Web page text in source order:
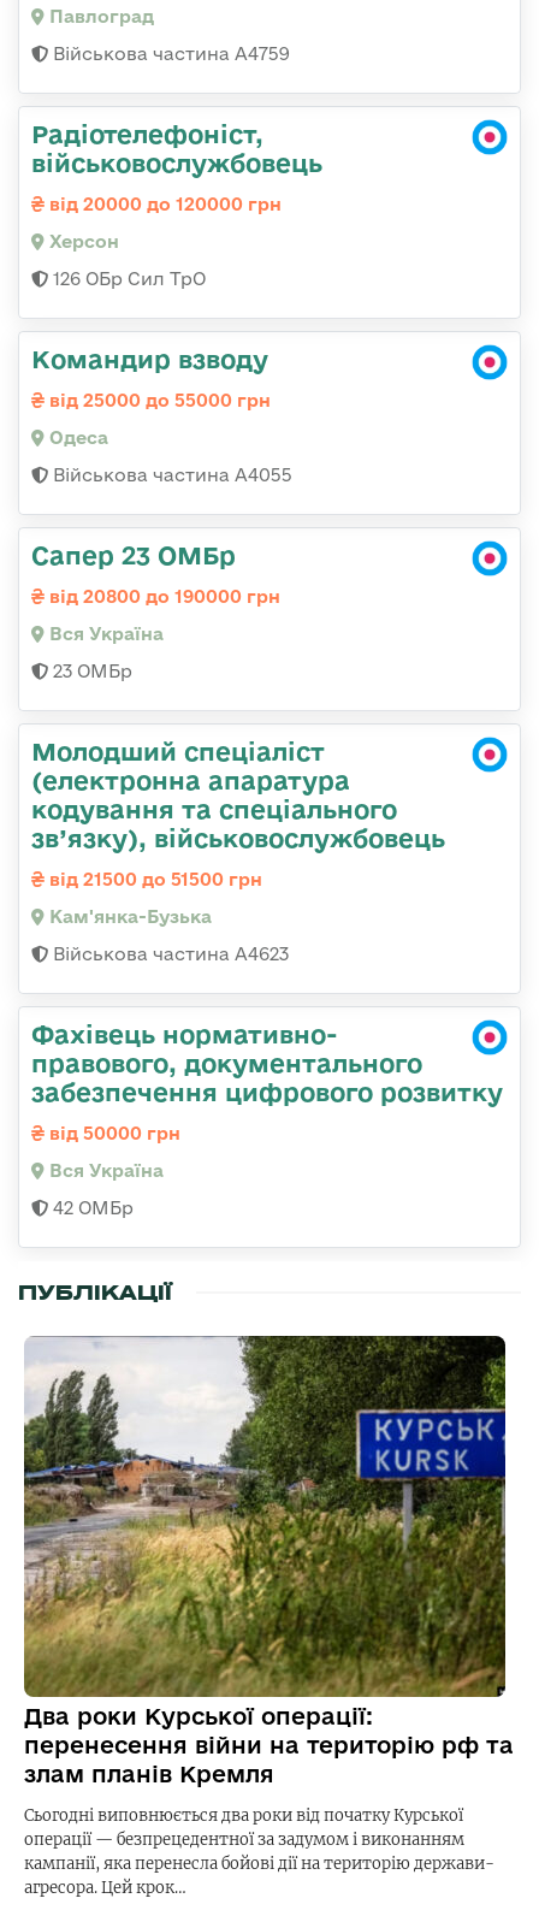
Павлоград
Військова частина А4759
Радіотелефоніст,
військовослужбовець
від 20000 до 120000 грн
Херсон
126 ОБр Сил ТрО
Командир взводу
від 25000 до 55000 грн
Одеса
Військова частина А4055
Сапер 23 ОМБр
від 20800 до 190000 грн
Вся Україна
23 ОМБр
Молодший спеціаліст
(електронна апаратура
кодування та спеціального
зв’язку), військовослужбовець
від 21500 до 51500 грн
Кам'янка-Бузька
Військова частина А4623
Фахівець нормативно-
правового, документального
забезпечення цифрового розвитку
від 50000 грн
Вся Україна
42 ОМБр
ПУБЛІКАЦІЇ
Два роки Курської операції:
перенесення війни на територію рф та
злам планів Кремля
Сьогодні виповнюється два роки від початку Курської
операції — безпрецедентної за задумом і виконанням
кампанії, яка перенесла бойові дії на територію держави-
агресора. Цей крок…